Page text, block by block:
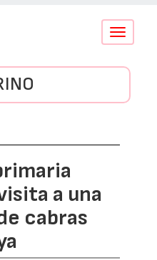
Conmutar
a una
cabras